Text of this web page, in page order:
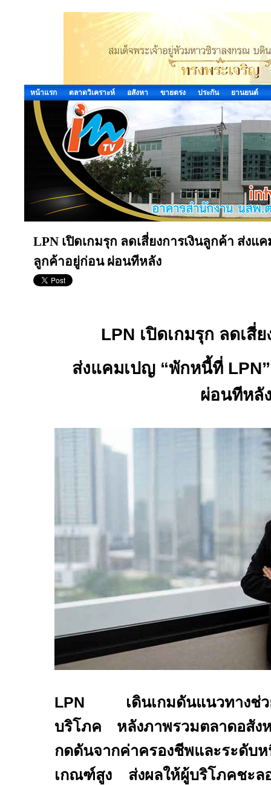
หน้าแรก ตลาดวิเคราะห์ อสังหา ขายตรง ประกัน ยานยนต์
LPN เปิดเกมรุก ลดเสี่ยงการเงินลูกค้า ส่ง
ลูกค้าอยู่ก่อน ผ่อนทีหลัง
LPN เปิดเกมรุก ลดเสี่
ส่งแคมเปญ “พักหนี้ที่
ผ่อนทีหลั
LPN เดินเกมดันแนวทางช่
บริโภค หลังภาพรวมตลาดอสัง
กดดันจากค่าครองชีพและระดับ
เกณฑ์สูง ส่งผลให้ผู้บริโภคชะ